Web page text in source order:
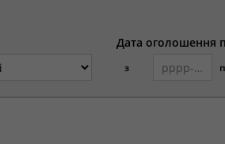
Дата оголошення
з